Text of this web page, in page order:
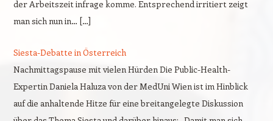
der Arbeitszeit infrage komme. Entsprechend irritiert zeigt
man sich nun in… […]
Siesta-Debatte in Österreich
Nachmittagspause mit vielen Hürden Die Public-Health-
Expertin Daniela Haluza von der MedUni Wien ist im Hinblick
auf die anhaltende Hitze für eine breitangelegte Diskussion